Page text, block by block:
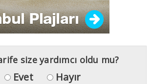
size yardımcı oldu mu?
Evet Hayır